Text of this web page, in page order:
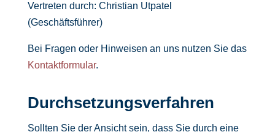
Vertreten durch: Christian Utpatel
(Geschäftsführer)
Bei Fragen oder Hinweisen an uns nutzen Sie das
Kontaktformular.
Durchsetzungsverfahren
Sollten Sie der Ansicht sein, dass Sie durch eine